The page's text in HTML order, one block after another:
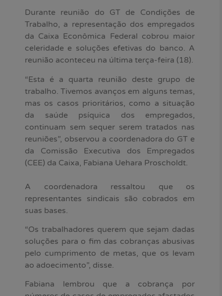
Durante reunião do GT de Condições de
Trabalho, a representação dos empregados
da Caixa Econômica Federal cobrou maior
celeridade e soluções efetivas do banco. A
reunião aconteceu na última terça-feira (18).
“Esta é a quarta reunião deste grupo de
trabalho. Tivemos avanços em alguns temas,
mas os casos prioritários, como a situação
da saúde psíquica dos empregados,
continuam sem sequer serem tratados nas
reuniões”, observou a coordenadora do GT e
da Comissão Executiva dos Empregados
(CEE) da Caixa, Fabiana Uehara Proscholdt.
A coordenadora ressaltou que os
representantes sindicais são cobrados em
suas bases.
“Os trabalhadores querem que sejam dadas
soluções para o fim das cobranças abusivas
pelo cumprimento de metas, que os levam
ao adoecimento”, disse.
Fabiana lembrou que a cobrança por